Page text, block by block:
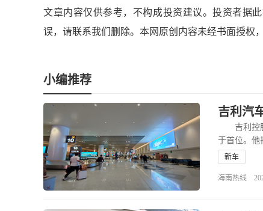
文章内容仅供参考，不构成投资建议。投资者据
误，请联系我们删除。本网原创内容未经书面授权
小编推荐
吉利汽
吉利控股
于首位。他
新车
海南热线